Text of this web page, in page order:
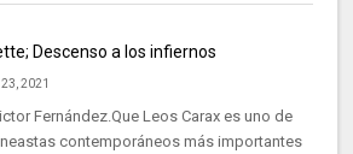
Descenso a los infiernos
2021
Fernández.Que Leos Carax es uno de
contemporáneos más importantes